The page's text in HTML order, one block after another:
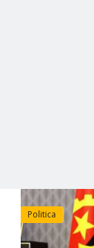
Politica